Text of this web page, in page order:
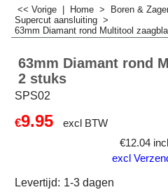
<< Vorige Home > Boren &
Supercut aansluiting >
63mm Diamant rond Multitool
63mm Diamant rond
2 stuks
SPS02
€9.95
excl BTW
€12.04
excl
Levertijd: 1-3 dagen